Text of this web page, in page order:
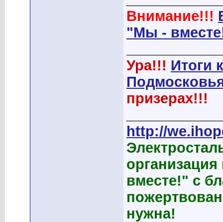
Внимание!!!
"Мы -
Ура!!! Итоги
призерах!!!
http://
вместе!" с
нужна!